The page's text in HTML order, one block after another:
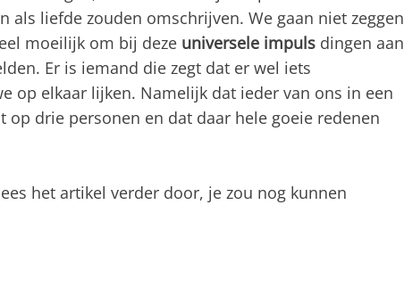
als liefde zouden omschrijven. We gaan niet zeggen
moeilijk om bij deze universele impuls dingen aan
Er is iemand die zegt dat er wel iets
op elkaar lijken. Namelijk dat ieder van ons in een
drie personen en dat daar hele goeie redenen
het artikel verder door, je zou nog kunnen